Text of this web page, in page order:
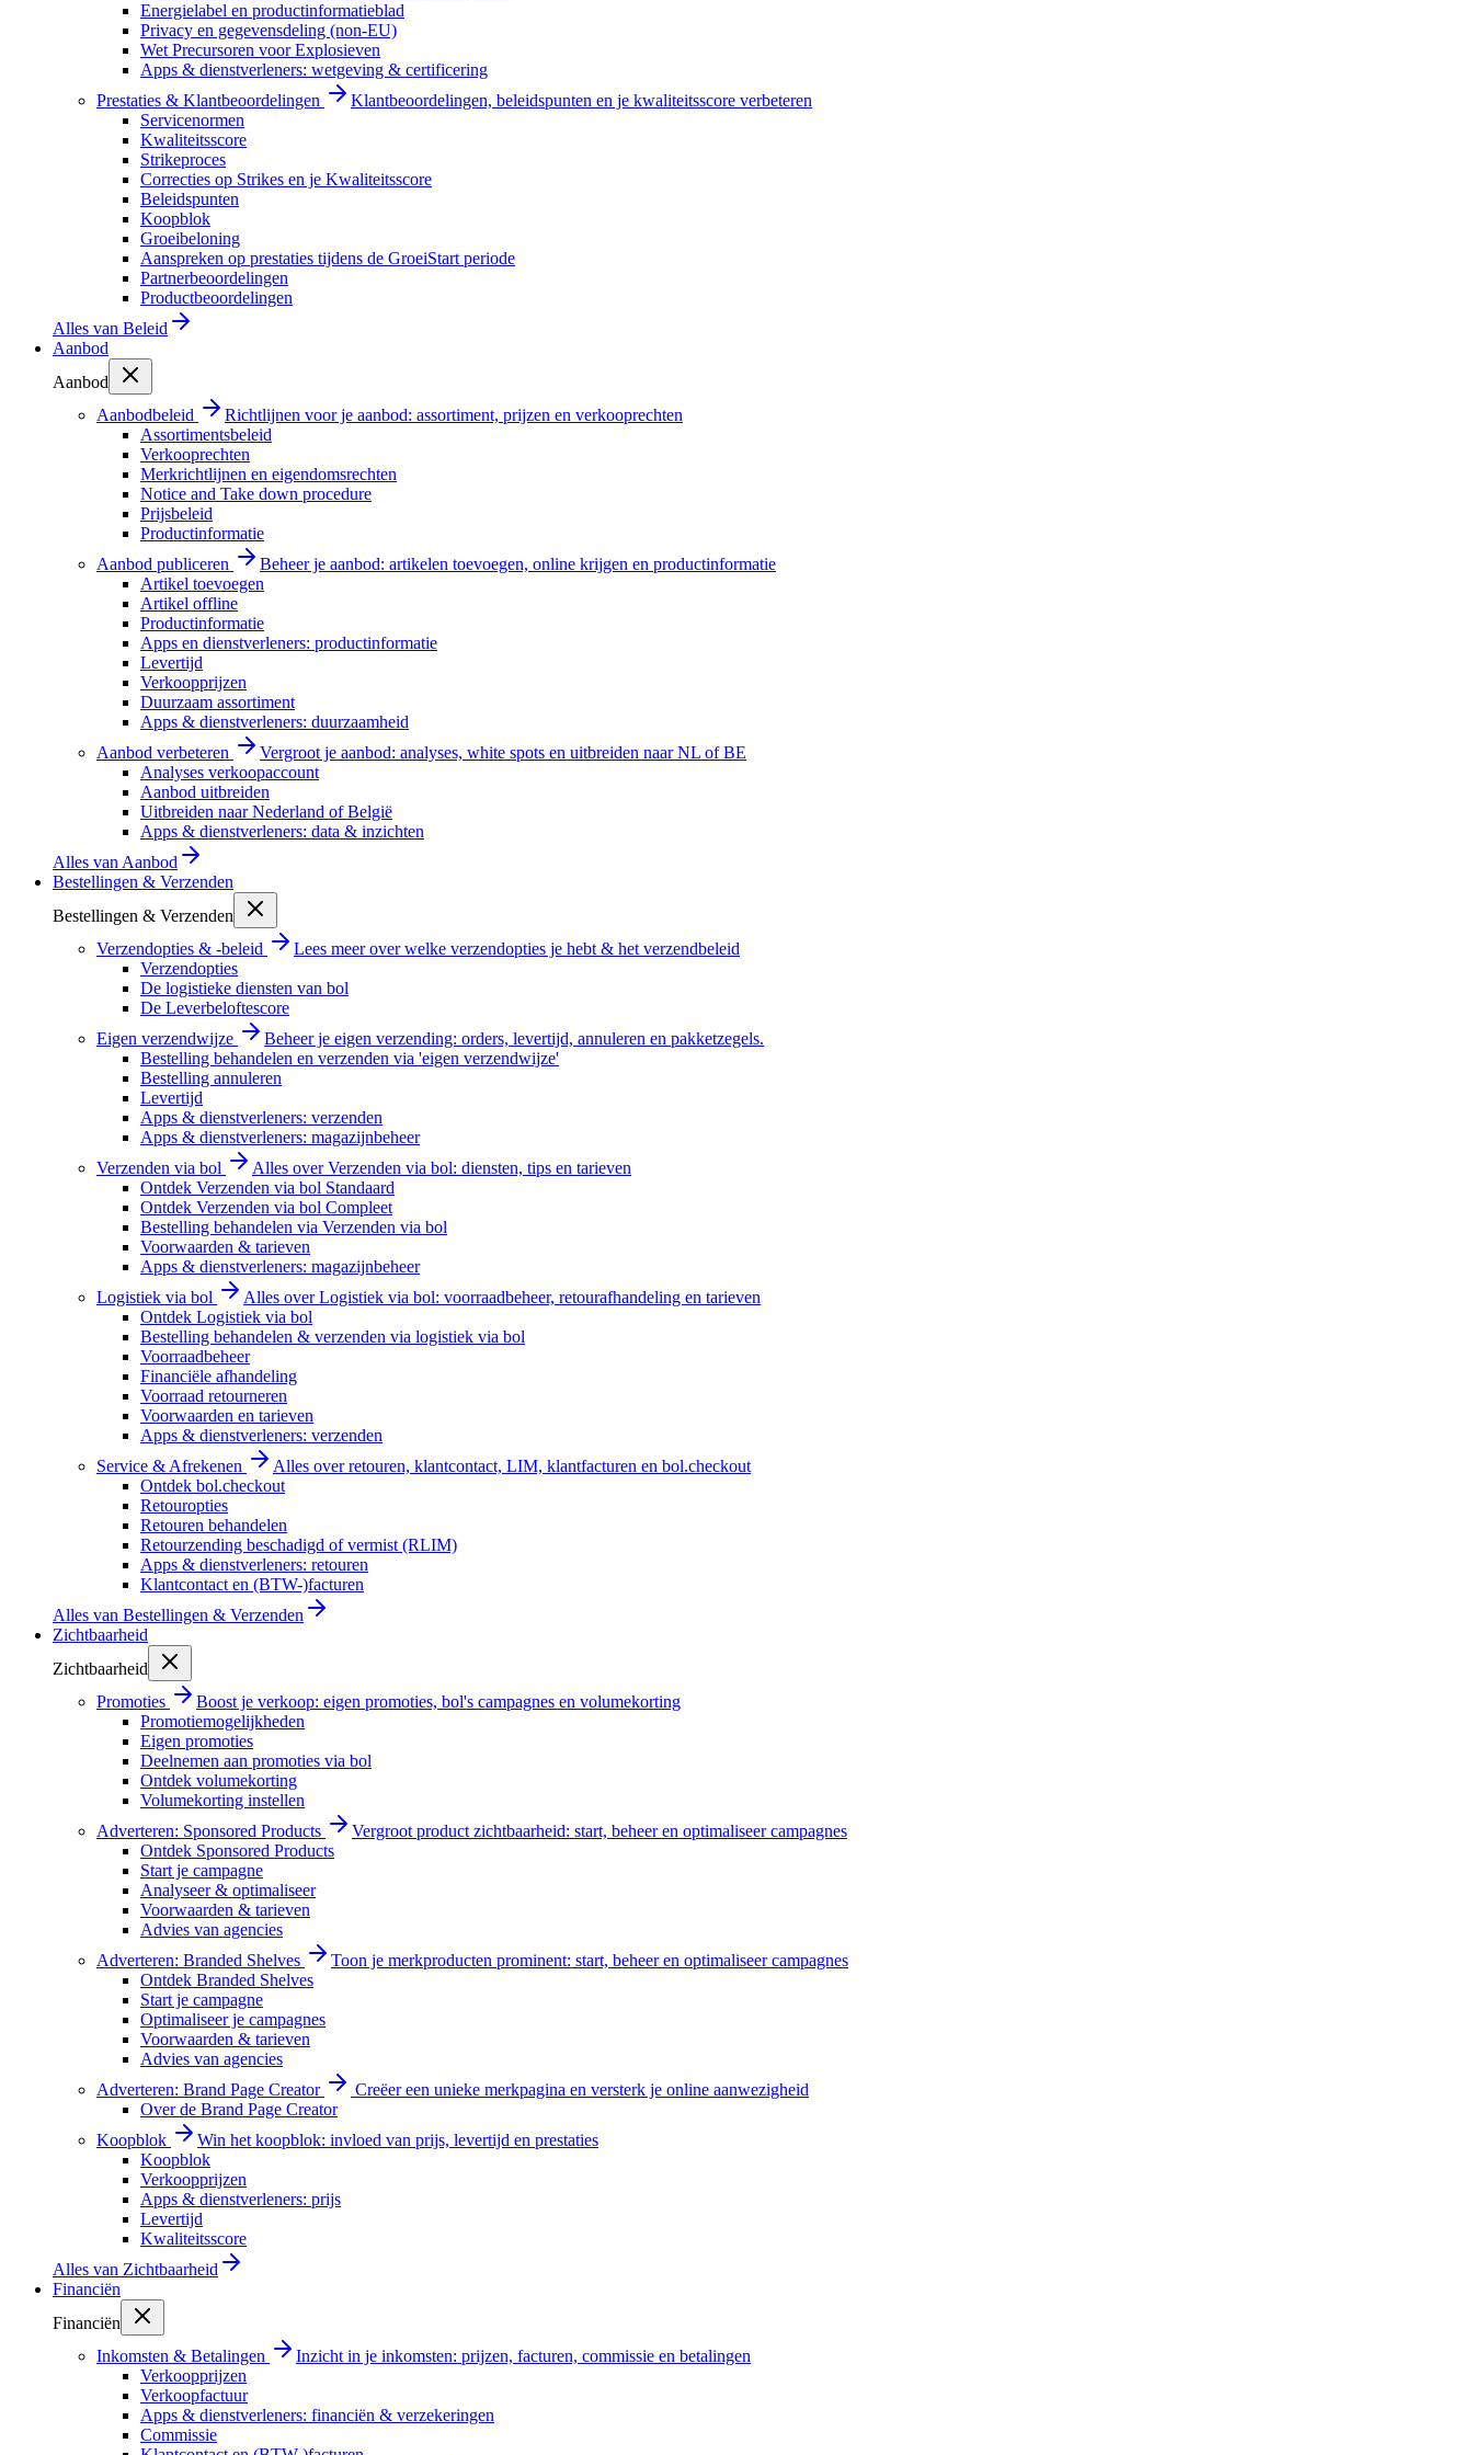
Energielabel en productinformatieblad
Privacy en gegevensdeling (non-EU)
Wet Precursoren voor Explosieven
Apps & dienstverleners: wetgeving & certificering
Prestaties & Klantbeoordelingen
Klantbeoordelingen, beleidspunten en je kwaliteitsscore verbeteren
Servicenormen
Kwaliteitsscore
Strikeproces
Correcties op Strikes en je Kwaliteitsscore
Beleidspunten
Koopblok
Groeibeloning
Aanspreken op prestaties tijdens de GroeiStart periode
Partnerbeoordelingen
Productbeoordelingen
Alles van Beleid
Aanbod
Aanbod
Aanbodbeleid
Richtlijnen voor je aanbod: assortiment, prijzen en verkooprechten
Assortimentsbeleid
Verkooprechten
Merkrichtlijnen en eigendomsrechten
Notice and Take down procedure
Prijsbeleid
Productinformatie
Aanbod publiceren
Beheer je aanbod: artikelen toevoegen, online krijgen en productinformatie
Artikel toevoegen
Artikel offline
Productinformatie
Apps en dienstverleners: productinformatie
Levertijd
Verkoopprijzen
Duurzaam assortiment
Apps & dienstverleners: duurzaamheid
Aanbod verbeteren
Vergroot je aanbod: analyses, white spots en uitbreiden naar NL of BE
Analyses verkoopaccount
Aanbod uitbreiden
Uitbreiden naar Nederland of België
Apps & dienstverleners: data & inzichten
Alles van Aanbod
Bestellingen & Verzenden
Bestellingen & Verzenden
Verzendopties & -beleid
Lees meer over welke verzendopties je hebt & het verzendbeleid
Verzendopties
De logistieke diensten van bol
De Leverbeloftescore
Eigen verzendwijze
Beheer je eigen verzending: orders, levertijd, annuleren en pakketzegels.
Bestelling behandelen en verzenden via 'eigen verzendwijze'
Bestelling annuleren
Levertijd
Apps & dienstverleners: verzenden
Apps & dienstverleners: magazijnbeheer
Verzenden via bol
Alles over Verzenden via bol: diensten, tips en tarieven
Ontdek Verzenden via bol Standaard
Ontdek Verzenden via bol Compleet
Bestelling behandelen via Verzenden via bol
Voorwaarden & tarieven
Apps & dienstverleners: magazijnbeheer
Logistiek via bol
Alles over Logistiek via bol: voorraadbeheer, retourafhandeling en tarieven
Ontdek Logistiek via bol
Bestelling behandelen & verzenden via logistiek via bol
Voorraadbeheer
Financiële afhandeling
Voorraad retourneren
Voorwaarden en tarieven
Apps & dienstverleners: verzenden
Service & Afrekenen
Alles over retouren, klantcontact, LIM, klantfacturen en bol.checkout
Ontdek bol.checkout
Retouropties
Retouren behandelen
Retourzending beschadigd of vermist (RLIM)
Apps & dienstverleners: retouren
Klantcontact en (BTW-)facturen
Alles van Bestellingen & Verzenden
Zichtbaarheid
Zichtbaarheid
Promoties
Boost je verkoop: eigen promoties, bol's campagnes en volumekorting
Promotiemogelijkheden
Eigen promoties
Deelnemen aan promoties via bol
Ontdek volumekorting
Volumekorting instellen
Adverteren: Sponsored Products
Vergroot product zichtbaarheid: start, beheer en optimaliseer campagnes
Ontdek Sponsored Products
Start je campagne
Analyseer & optimaliseer
Voorwaarden & tarieven
Advies van agencies
Adverteren: Branded Shelves
Toon je merkproducten prominent: start, beheer en optimaliseer campagnes
Ontdek Branded Shelves
Start je campagne
Optimaliseer je campagnes
Voorwaarden & tarieven
Advies van agencies
Adverteren: Brand Page Creator
Creëer een unieke merkpagina en versterk je online aanwezigheid
Over de Brand Page Creator
Koopblok
Win het koopblok: invloed van prijs, levertijd en prestaties
Koopblok
Verkoopprijzen
Apps & dienstverleners: prijs
Levertijd
Kwaliteitsscore
Alles van Zichtbaarheid
Financiën
Financiën
Inkomsten & Betalingen
Inzicht in je inkomsten: prijzen, facturen, commissie en betalingen
Verkoopprijzen
Verkoopfactuur
Apps & dienstverleners: financiën & verzekeringen
Commissie